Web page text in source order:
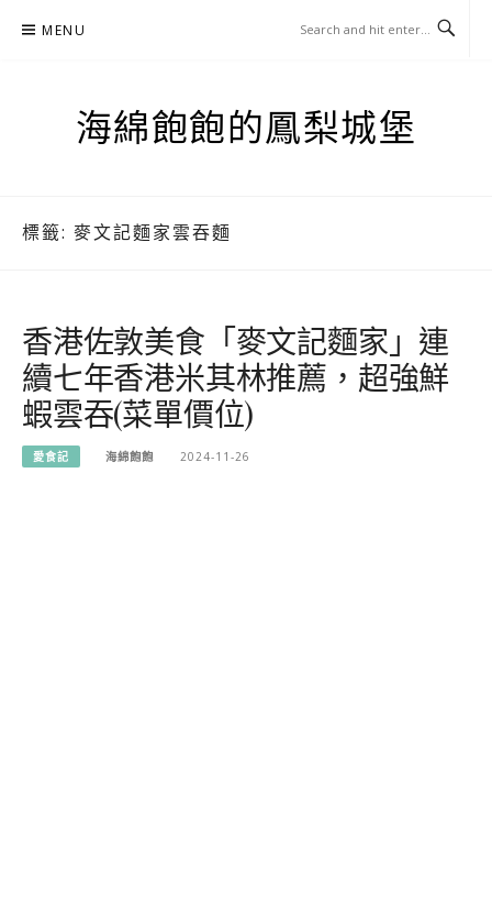
MENU
海綿飽飽的鳳梨城堡
標籤: 麥文記麵家雲吞麵
香港佐敦美食「麥文記麵家」連
續七年香港米其林推薦，超強鮮
蝦雲吞(菜單價位)
愛食記 海綿飽飽 2024-11-26